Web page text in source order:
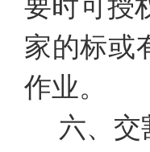
要时可授
家的标或
作业。
六、交